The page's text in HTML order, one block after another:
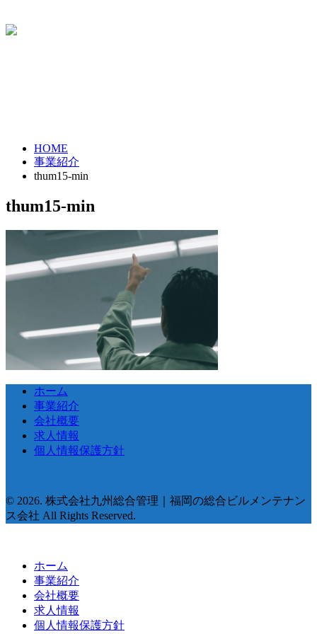
HOME
事業紹介
thum15-min
thum15-min
ホーム
事業紹介
会社概要
求人情報
個人情報保護方針
© 2026. 株式会社九州総合管理｜福岡の総合ビルメンテナン
ス会社 All Rights Reserved.
ホーム
事業紹介
会社概要
求人情報
個人情報保護方針